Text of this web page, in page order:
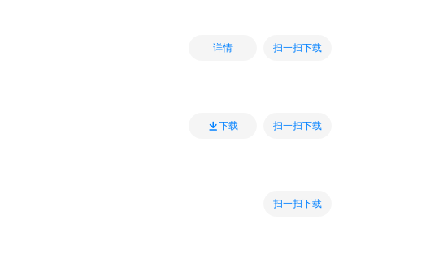
详情 扫一扫下载
下载 扫一扫下载
扫一扫下载